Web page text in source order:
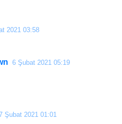
2021 03:58
6 Şubat 2021 05:19
Şubat 2021 01:01